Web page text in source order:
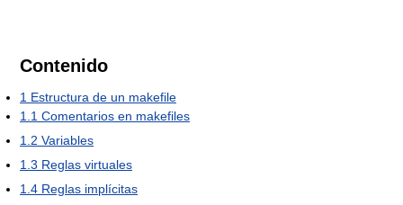
Contenido
1 Estructura de un makefile
1.1 Comentarios en makefiles
1.2 Variables
1.3 Reglas virtuales
1.4 Reglas implícitas